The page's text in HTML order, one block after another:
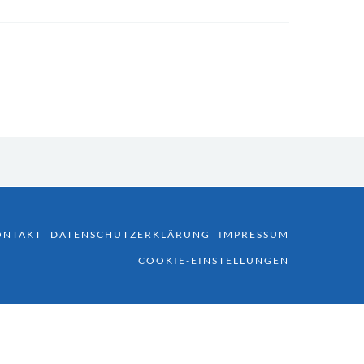
IMPRESSUM
DATENSCHUTZERKLÄRUNG
COOKIE-EINSTELLUNGEN